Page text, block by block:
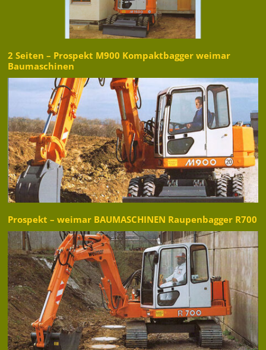
2 Seiten – Prospekt M900 Kompaktbagger weimar
Baumaschinen
Prospekt – weimar BAUMASCHINEN Raupenbagger R700